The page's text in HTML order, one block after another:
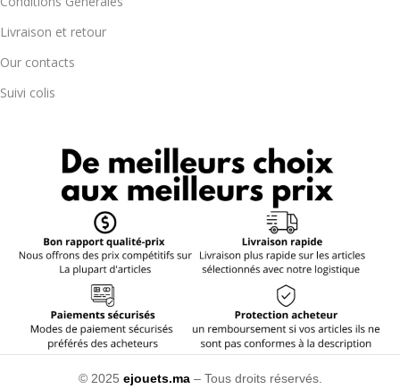
Livraison et retour
Our contacts
Suivi colis
© 2025 ejouets.ma– Tous droits réservés.